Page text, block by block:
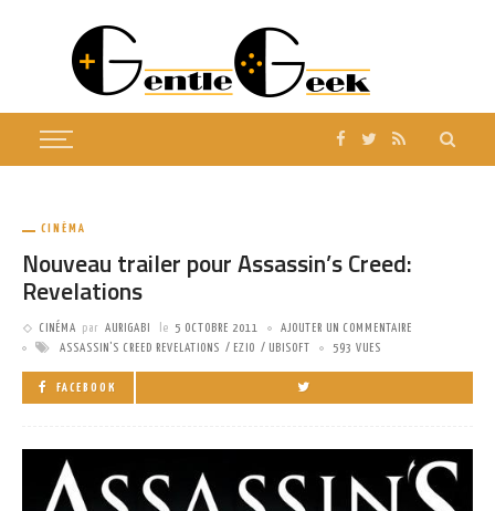
CINÉMA
Nouveau trailer pour Assassin’s Creed:
Revelations
CINÉMA par AURIGABI le 5 OCTOBRE 2011
AJOUTER UN COMMENTAIRE
ASSASSIN'S CREED REVELATIONS
EZIO UBISOFT 593 VUES
FACEBOOK